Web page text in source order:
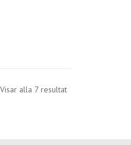
Visar alla 7 resultat